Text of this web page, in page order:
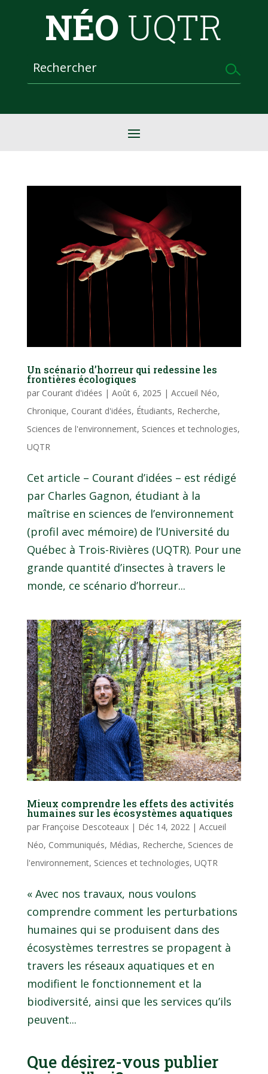
NÉO UQTR
Un scénario d’horreur qui redessine les
frontières écologiques
par Courant d'idées | Août 6, 2025 | Accueil Néo,
Chronique, Courant d'idées, Étudiants, Recherche,
Sciences de l'environnement, Sciences et technologies,
UQTR
Cet article – Courant d’idées – est rédigé
par Charles Gagnon, étudiant à la
maîtrise en sciences de l’environnement
(profil avec mémoire) de l’Université du
Québec à Trois-Rivières (UQTR). Pour une
grande quantité d’insectes à travers le
monde, ce scénario d’horreur...
Mieux comprendre les effets des activités
humaines sur les écosystèmes aquatiques
par Françoise Descoteaux| Déc 14, 2022 | Accueil
Néo, Communiqués, Médias, Recherche, Sciences de
l'environnement, Sciences et technologies, UQTR
« Avec nos travaux, nous voulons
comprendre comment les perturbations
humaines qui se produisent dans des
écosystèmes terrestres se propagent à
travers les réseaux aquatiques et en
modifient le fonctionnement et la
biodiversité, ainsi que les services qu’ils
peuvent...
Que désirez-vous publier